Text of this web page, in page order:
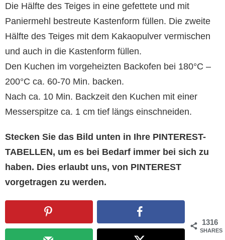
Die Hälfte des Teiges in eine gefettete und mit
Paniermehl bestreute Kastenform füllen. Die zweite
Hälfte des Teiges mit dem Kakaopulver vermischen
und auch in die Kastenform füllen.
Den Kuchen im vorgeheizten Backofen bei 180°C –
200°C ca. 60-70 Min. backen.
Nach ca. 10 Min. Backzeit den Kuchen mit einer
Messerspitze ca. 1 cm tief längs einschneiden.
Stecken Sie das Bild unten in Ihre PINTEREST-
TABELLEN, um es bei Bedarf immer bei sich zu
haben. Dies erlaubt uns, von PINTEREST
vorgetragen zu werden.
1316
SHARES